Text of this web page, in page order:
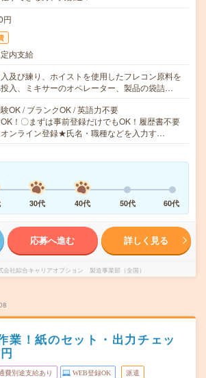
円
内支給
入及び練り、ホイストを使用したフレコン原料を
入、ミキサーのオペレーター、製品の袋詰…
OK / ブランクOK / 英語力不要
！〇まずは事前登録だけでもOK！履歴書不要
ンライン登録★氏名・職種などを入力す…
30代 40代 50代 60代
応募へ進む 詳しく見る
会社綜合キャリアオプション 製造事業部（全国）
業！紙のセット・出力チェッ
費別途支給あり WEB登録OK 派遣